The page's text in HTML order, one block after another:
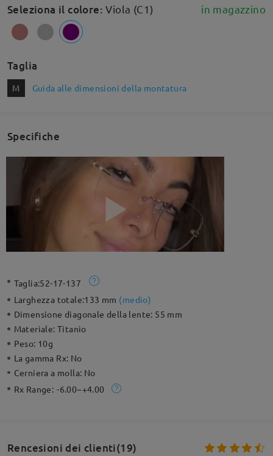
Seleziona il colore:Viola (C1) in magazzino
Taglia
M Guida alle dimensioni della montatura
Specifiche
Taglia:52-17-137
Larghezza totale:133 mm (medio)
Dimensione diagonale della lente: 55 mm
Materiale:Titanio
Peso: 10g
La gamma Rx: No
Cerniera a molla: No
Rx Range: -6.00~+4.00
Rencesioni dei clienti(19)